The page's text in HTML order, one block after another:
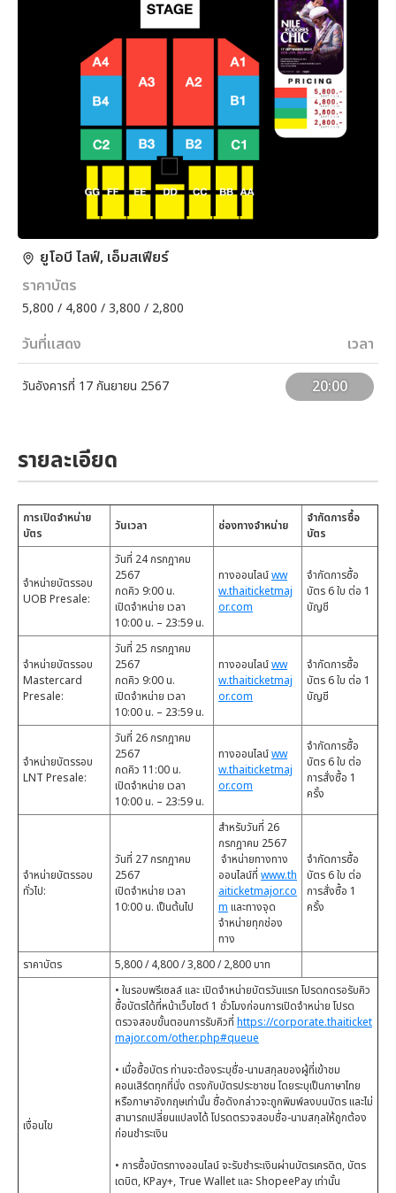
ยูโอบี ไลฟ์, เอ็มสเฟียร์
ราคาบัตร
5,800 / 4,800 / 3,800 / 2,800
วันที่แสดง เวลา
วันอังคารที่ 17 กันยายน 2567 20:00
รายละเอียด
การเปิดจำหน่าย
บัตร
วันเวลา ช่องทางจำหน่าย
จำกัดการซื้อ
บัตร
จำหน่ายบัตรรอบ
UOB Presale:
วันที่ 24 กรกฎาคม
2567
กดคิว 9:00 น.
เปิดจำหน่าย เวลา
10:00 น. – 23:59 น.
ทางออนไลน์ww
w.thaiticketmaj
or.com
จำกัดการซื้อ
บัตร 6 ใบ ต่อ 1
บัญชี
จำหน่ายบัตรรอบ
Mastercard
Presale:
วันที่ 25 กรกฎาคม
2567
กดคิว 9:00 น.
เปิดจำหน่าย เวลา
10:00 น. – 23:59 น.
ทางออนไลน์ww
w.thaiticketmaj
or.com
จำกัดการซื้อ
บัตร 6 ใบ ต่อ 1
บัญชี
จำหน่ายบัตรรอบ
LNT Presale:
วันที่ 26 กรกฎาคม
2567
กดคิว 11:00 น.
เปิดจำหน่าย เวลา
10:00 น. – 23:59 น.
ทางออนไลน์ww
w.thaiticketmaj
or.com
จำกัดการซื้อ
บัตร 6 ใบ ต่อ
การสั่งซื้อ 1
ครั้ง
จำหน่ายบัตรรอบ
ทั่วไป:
วันที่ 27 กรกฎาคม
2567
เปิดจำหน่าย เวลา
10:00 น. เป็นต้นไป
สำหรับวันที่ 26
กรกฎาคม 2567
จำหน่ายทางทาง
ออนไลน์ที่ www.th
aiticketmajor.co
m และทางจุด
จำหน่ายทุกช่อง
ทาง
จำกัดการซื้อ
บัตร 6 ใบ ต่อ
การสั่งซื้อ 1
ครั้ง
ราคาบัตร 5,800 / 4,800 / 3,800 / 2,800 บาท
เงื่อนไข
• ในรอบพรีเซลล์ และ เปิดจำหน่ายบัตรวันแรก โปรดกดรอรับคิว
ซื้อบัตรได้ที่หน้าเว็บไซต์ 1 ชั่วโมงก่อนการเปิดจำหน่าย โปรด
ตรวจสอบขั้นตอนการรับคิวที่ https://corporate.thaiticket
major.com/other.php#queue
• เมื่อซื้อบัตร ท่านจะต้องระบุชื่อ-นามสกุลของผู้ที่เข้าชม
คอนเสิร์ตทุกที่นั่ง ตรงกับบัตรประชาชน โดยระบุเป็นภาษาไทย
หรือภาษาอังกฤษเท่านั้น ชื่อดังกล่าวจะถูกพิมพ์ลงบนบัตร และไม่
สามารถเปลี่ยนแปลงได้ โปรดตรวจสอบชื่อ-นามสกุลให้ถูกต้อง
ก่อนชำระเงิน
• การซื้อบัตรทางออนไลน์ จะรับชำระเงินผ่านบัตรเครดิต, บัตร
เดบิต, KPay+, True Wallet และ ShopeePay เท่านั้น